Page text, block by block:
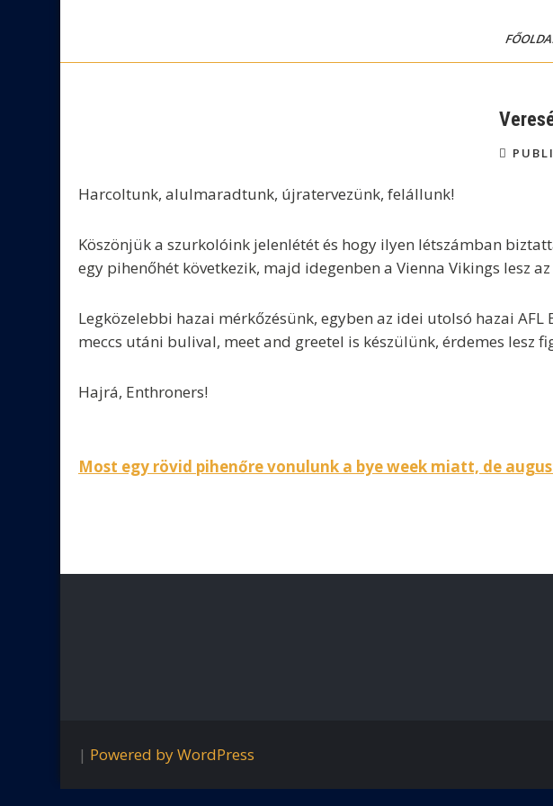
Harcoltunk, alulmaradtunk, újratervezünk, felállunk!
Köszönjük a szurkolóink jelenlétét és hogy ilyen létszámban
egy pihenőhét következik, majd idegenben a Vienna Vikings lesz
Legközelebbi hazai mérkőzésünk, egyben az idei utolsó hazai
meccs utáni bulival, meet and greetel is készülünk, érdemes lesz
Hajrá, Enthroners!
Bejegyzés
Most egy rövid pihenőre vonulunk a bye week miatt, de
| Powered by WordPress